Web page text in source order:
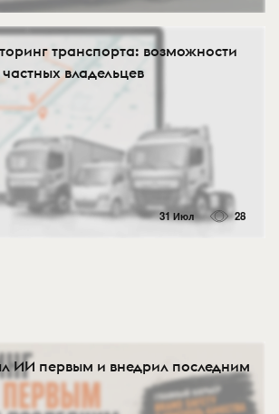
транспорта: возможности
владельцев
31 Июл 28
ИИ первым и внедрил последним